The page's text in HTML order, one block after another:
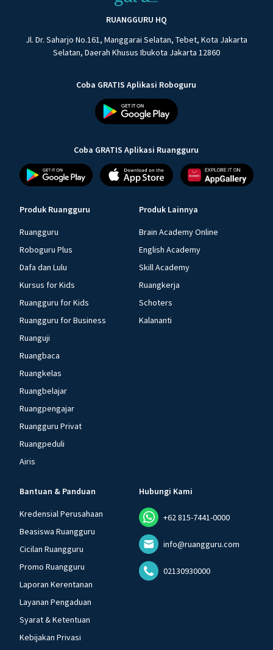
RUANGGURU HQ
Jl. Dr. Saharjo No.161, Manggarai Selatan, Tebet, Kota Jakarta
Selatan, Daerah Khusus Ibukota Jakarta 12860
Coba GRATIS Aplikasi Roboguru
Coba GRATIS Aplikasi Ruangguru
Produk Ruangguru
Ruangguru
Roboguru Plus
Dafa dan Lulu
Kursus for Kids
Ruangguru for Kids
Ruangguru for Business
Ruanguji
Ruangbaca
Ruangkelas
Ruangbelajar
Ruangpengajar
Ruangguru Privat
Ruangpeduli
Airis
Produk Lainnya
Brain Academy Online
English Academy
Skill Academy
Ruangkerja
Schoters
Kalananti
Bantuan & Panduan
Kredensial Perusahaan
Beasiswa Ruangguru
Cicilan Ruangguru
Promo Ruangguru
Laporan Kerentanan
Layanan Pengaduan
Syarat & Ketentuan
Kebijakan Privasi
Hubungi Kami
+62 815-7441-0000
info@ruangguru.com
02130930000